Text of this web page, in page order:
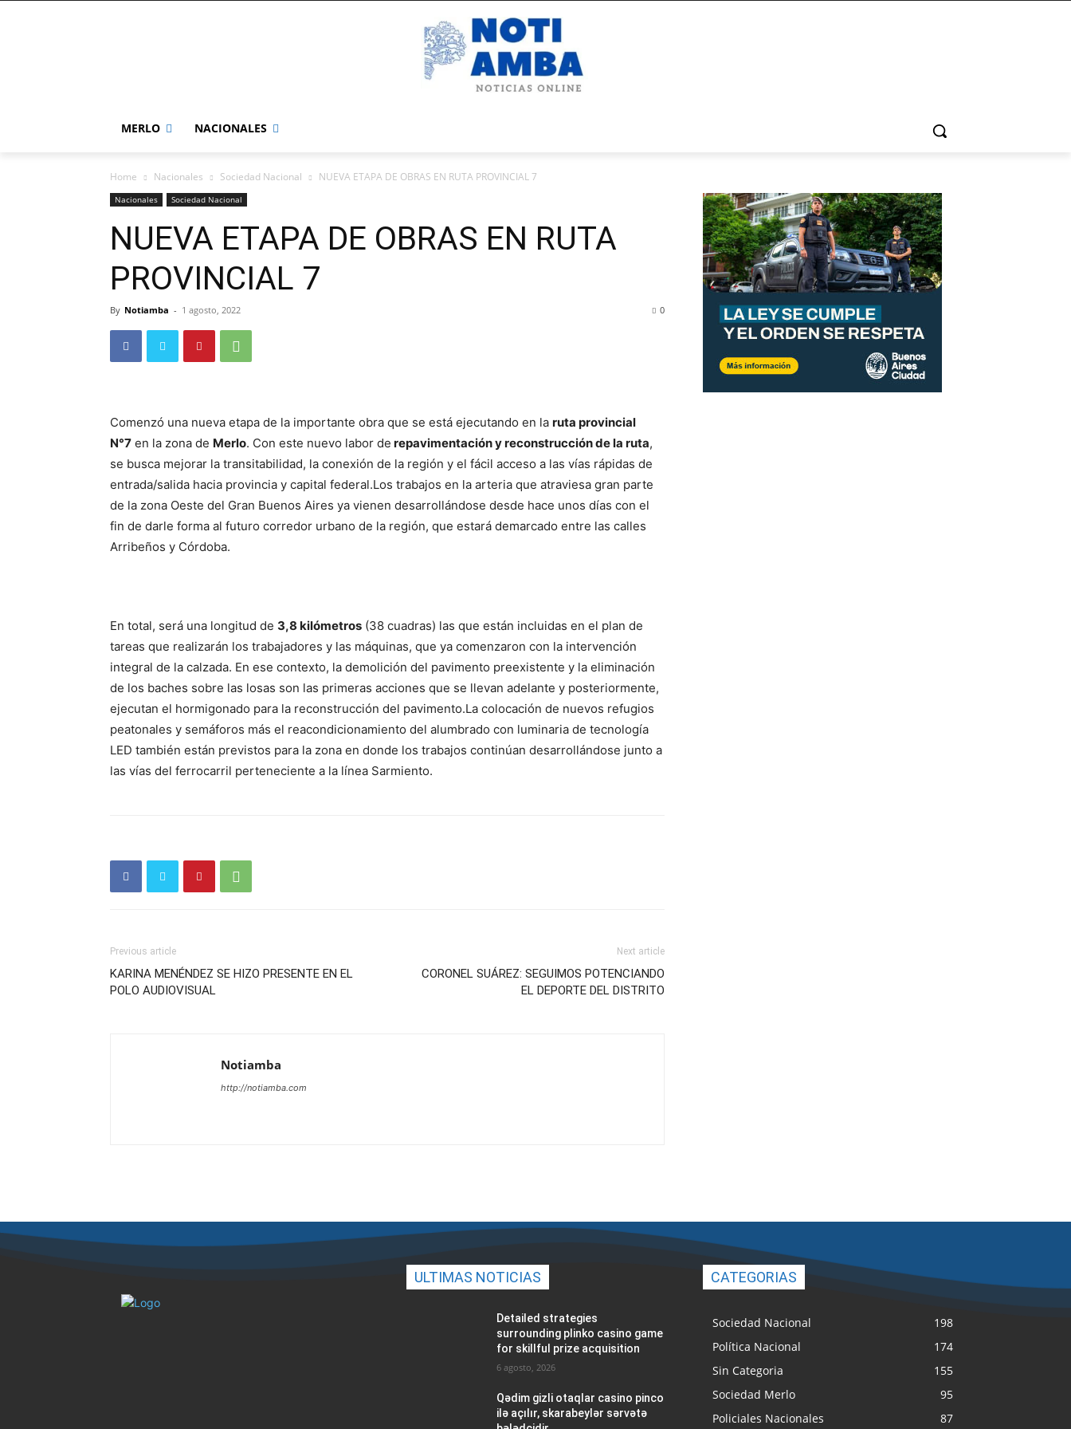
MERLO NACIONALES
Home Nacionales Sociedad Nacional NUEVA ETAPA DE OBRAS EN RUTA PROVINCIAL 7
Nacionales Sociedad Nacional
NUEVA ETAPA DE OBRAS EN RUTA
PROVINCIAL 7
By Notiamba - 1 agosto, 2022 0
Comenzó una nueva etapa de la importante obra que se está ejecutando en la ruta provincial
N°7 en la zona de Merlo. Con este nuevo labor de repavimentación y reconstrucción de la ruta,
se busca mejorar la transitabilidad, la conexión de la región y el fácil acceso a las vías rápidas de
entrada/salida hacia provincia y capital federal.Los trabajos en la arteria que atraviesa gran parte
de la zona Oeste del Gran Buenos Aires ya vienen desarrollándose desde hace unos días con el
fin de darle forma al futuro corredor urbano de la región, que estará demarcado entre las calles
Arribeños y Córdoba.
En total, será una longitud de 3,8 kilómetros (38 cuadras) las que están incluidas en el plan de
tareas que realizarán los trabajadores y las máquinas, que ya comenzaron con la intervención
integral de la calzada. En ese contexto, la demolición del pavimento preexistente y la eliminación
de los baches sobre las losas son las primeras acciones que se llevan adelante y posteriormente,
ejecutan el hormigonado para la reconstrucción del pavimento.La colocación de nuevos refugios
peatonales y semáforos más el reacondicionamiento del alumbrado con luminaria de tecnología
LED también están previstos para la zona en donde los trabajos continúan desarrollándose junto a
las vías del ferrocarril perteneciente a la línea Sarmiento.
Previous article
KARINA MENÉNDEZ SE HIZO PRESENTE EN EL
POLO AUDIOVISUAL
Next article
CORONEL SUÁREZ: SEGUIMOS POTENCIANDO
EL DEPORTE DEL DISTRITO
Notiamba
http://notiamba.com
ULTIMAS NOTICIAS
Detailed strategies
surrounding plinko casino game
for skillful prize acquisition
6 agosto, 2026
Qədim gizli otaqlar casino pinco
ilə açılır, skarabeylər sərvətə
CATEGORIAS
Sociedad Nacional
198
Política Nacional
174
Sin Categoria
155
Sociedad Merlo
95
Policiales Nacionales
87